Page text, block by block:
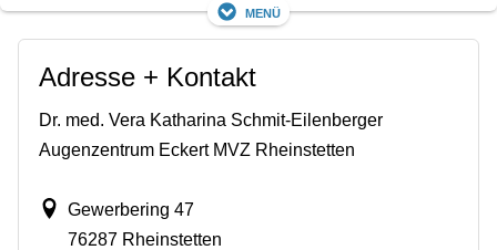
Menü
Adresse + Kontakt
Dr. med. Vera Katharina Schmit-Eilenberger
Augenzentrum Eckert MVZ Rheinstetten
Gewerbering 47
76287 Rheinstetten